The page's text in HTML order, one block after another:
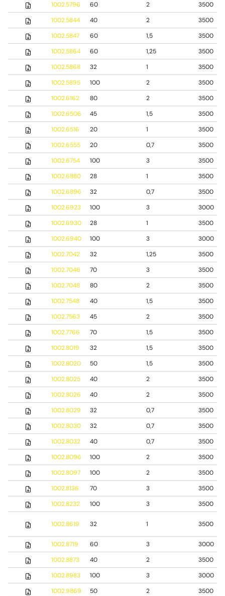
1002.5796
60 2
3500
1002.5844
40 2
3500
1002.5847
60 1,5
3500
1002.5864
60 1,25
3500
1002.5868
32 1
3500
1002.5895
100 2
3500
1002.6162
80 2
3500
1002.6506
45 1,5
3500
1002.6516
20 1
3500
1002.6555
20 0,7
3500
1002.6754
100 3
3500
1002.6880
28 1
3500
1002.6896
32 0,7
3500
1002.6923
100 3
3000
1002.6930
28 1
3500
1002.6940
100 3
3000
1002.7042
32 1,25
3500
1002.7046
70 3
3500
1002.7048
80 2
3500
1002.7548
40 1,5
3500
1002.7563
45 2
3500
1002.7766
70 1,5
3500
1002.8019
32 1,5
3500
1002.8020
50 1,5
3500
1002.8025
40 2
3500
1002.8026
40 2
3500
1002.8029
32 0,7
3500
1002.8030
32 0,7
3500
1002.8032
40 0,7
3500
1002.8096
100 2
3500
1002.8097
100 2
3500
1002.8136
70 3
3500
1002.8232
100 3 3500
1002.8619 32 1 3500
1002.8719 60 3
3000
1002.8873
40 2
3500
1002.8983
100 3
3000
1002.9869
50 2
3500